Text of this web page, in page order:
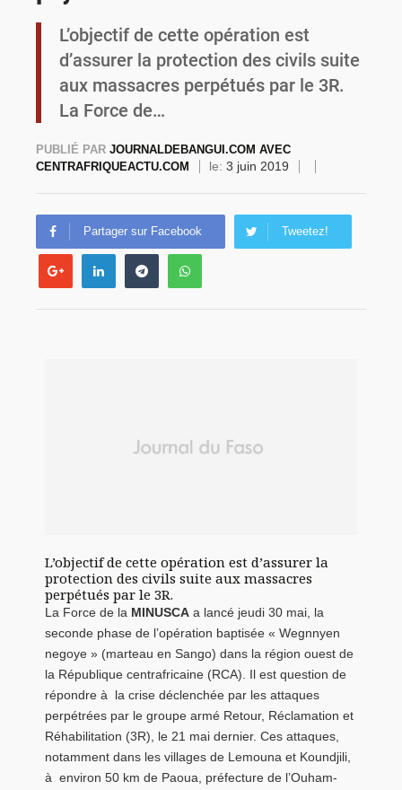
Commémoration du 4 août : Ibrahim Traoré appelle à une mobilisation totale pour la souveraineté nationale
L’objectif de cette opération est
d’assurer la protection des civils suite
aux massacres perpétués par le 3R.
La Force de…
PUBLIÉ PAR JOURNALDEBANGUI.COM AVEC
CENTRAFRIQUEACTU.COM
le: 3 juin 2019
Partager sur Facebook Tweetez!
L’objectif de cette opération est d’assurer la
protection des civils suite aux massacres
perpétués par le 3R.
La Force de la MINUSCA a lancé jeudi 30 mai, la
seconde phase de l’opération baptisée « Wegnnyen
negoye » (marteau en Sango) dans la région ouest de
la République centrafricaine (RCA). Il est question de
répondre à la crise déclenchée par les attaques
perpétrées par le groupe armé Retour, Réclamation et
Réhabilitation (3R), le 21 mai dernier. Ces attaques,
notamment dans les villages de Lemouna et Koundjili,
à environ 50 km de Paoua, préfecture de l’Ouham-